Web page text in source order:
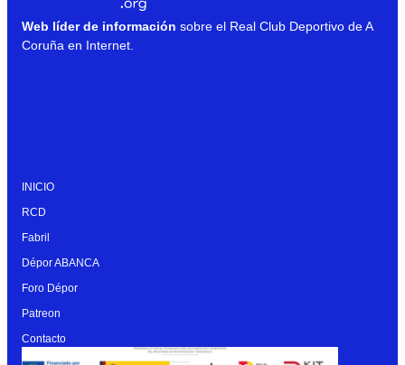
Web líder de información sobre el Real Club Deportivo de A
Coruña en Internet.
INICIO
RCD
Fabril
Dépor ABANCA
Foro Dépor
Patreon
Contacto